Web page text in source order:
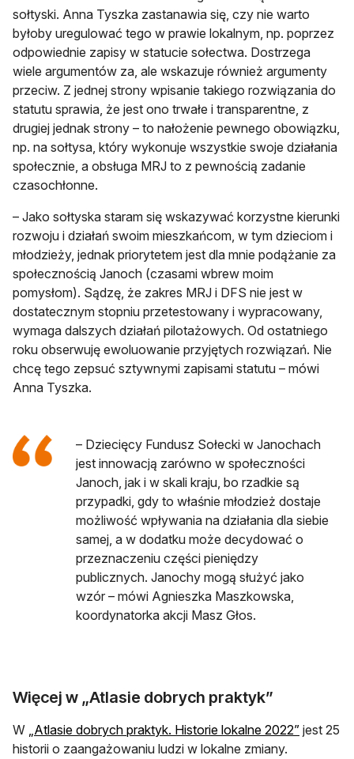
sołtyski. Anna Tyszka zastanawia się, czy nie warto
byłoby uregulować tego w prawie lokalnym, np. poprzez
odpowiednie zapisy w statucie sołectwa. Dostrzega
wiele argumentów za, ale wskazuje również argumenty
przeciw. Z jednej strony wpisanie takiego rozwiązania do
statutu sprawia, że jest ono trwałe i transparentne, z
drugiej jednak strony – to nałożenie pewnego obowiązku,
np. na sołtysa, który wykonuje wszystkie swoje działania
społecznie, a obsługa MRJ to z pewnością zadanie
czasochłonne.
– Jako sołtyska staram się wskazywać korzystne kierunki
rozwoju i działań swoim mieszkańcom, w tym dzieciom i
młodzieży, jednak priorytetem jest dla mnie podążanie za
społecznością Janoch (czasami wbrew moim
pomysłom). Sądzę, że zakres MRJ i DFS nie jest w
dostatecznym stopniu przetestowany i wypracowany,
wymaga dalszych działań pilotażowych. Od ostatniego
roku obserwuję ewoluowanie przyjętych rozwiązań. Nie
chcę tego zepsuć sztywnymi zapisami statutu – mówi
Anna Tyszka.
– Dziecięcy Fundusz Sołecki w Janochach
jest innowacją zarówno w społeczności
Janoch, jak i w skali kraju, bo rzadkie są
przypadki, gdy to właśnie młodzież dostaje
możliwość wpływania na działania dla siebie
samej, a w dodatku może decydować o
przeznaczeniu części pieniędzy
publicznych. Janochy mogą służyć jako
wzór – mówi Agnieszka Maszkowska,
koordynatorka akcji Masz Głos.
Więcej w „Atlasie dobrych praktyk”
W „Atlasie dobrych praktyk. Historie lokalne 2022”otwiera
jest 25
historii o zaangażowaniu ludzi w lokalne zmiany.